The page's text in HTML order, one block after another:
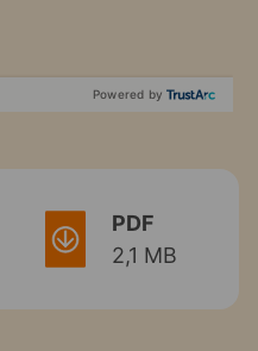
Powered by
PDF
2,1 MB